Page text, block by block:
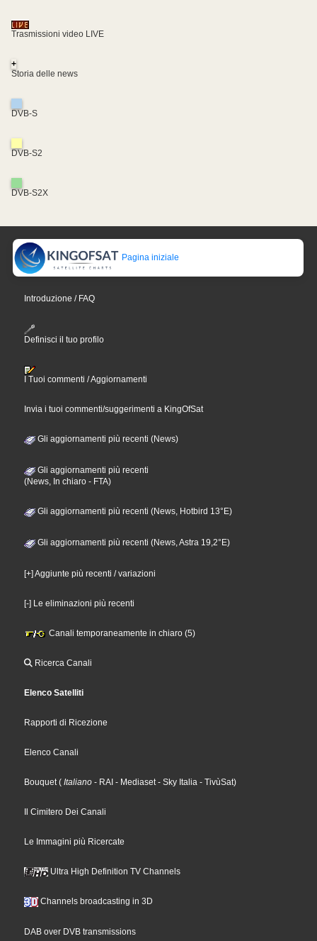
Trasmissioni video LIVE
+
Storia delle news
DVB-S
DVB-S2
DVB-S2X
Pagina iniziale
Introduzione / FAQ
Definisci il tuo profilo
I Tuoi commenti / Aggiornamenti
Invia i tuoi commenti/suggerimenti a KingOfSat
Gli aggiornamenti più recenti (News)
Gli aggiornamenti più recenti
(News, In chiaro - FTA)
Gli aggiornamenti più recenti (News, Hotbird 13°E)
Gli aggiornamenti più recenti (News, Astra 19,2°E)
[+] Aggiunte più recenti / variazioni
[-] Le eliminazioni più recenti
Canali temporaneamente in chiaro (5)
Ricerca Canali
Elenco Satelliti
Rapporti di Ricezione
Elenco Canali
Bouquet ( Italiano - RAI - Mediaset - Sky Italia - TivùSat)
Il Cimitero Dei Canali
Le Immagini più Ricercate
Ultra High Definition TV Channels
Channels broadcasting in 3D
DAB over DVB transmissions